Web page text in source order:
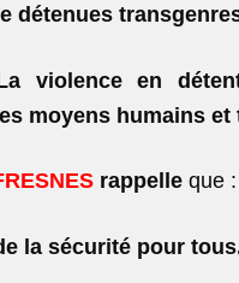
détenues
violence en
moyens humains et
rappelle que :
la sécurité pour